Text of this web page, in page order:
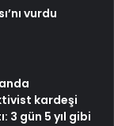
vurdu
kardeşi
3 gün 5 yıl gibi